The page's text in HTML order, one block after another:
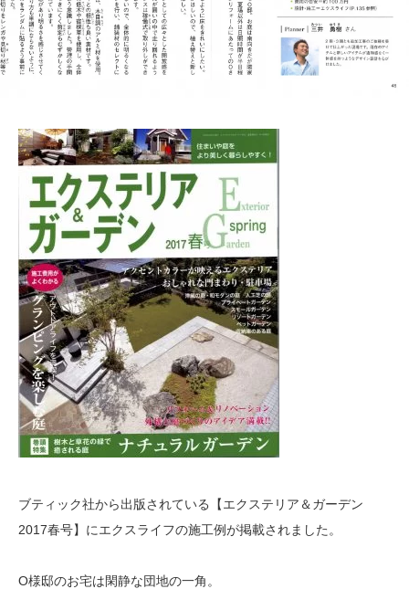
ブティック社から出版されている【エクステリア＆ガーデン
2017春号】にエクスライフの施工例が掲載されました。
O様邸のお宅は閑静な団地の一角。